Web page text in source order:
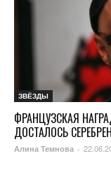
ЗВЁЗДЫ
ФРАНЦУЗСКАЯ
ДОСТАЛОСЬ
Алина Темнова -